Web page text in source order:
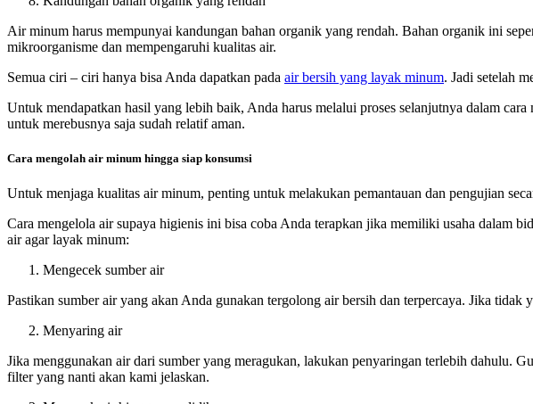
Air minum harus mempunyai kandungan bahan organik yang rendah. Bahan organik ini
mikroorganisme dan mempengaruhi kualitas air.
Semua ciri – ciri hanya bisa Anda dapatkan pada air bersih yang layak minum. Jadi setelah
Untuk mendapatkan hasil yang lebih baik, Anda harus melalui proses selanjutnya dalam
untuk merebusnya saja sudah relatif aman.
Cara mengolah air minum hingga siap konsumsi
Untuk menjaga kualitas air minum, penting untuk melakukan pemantauan dan pengujian
Cara mengelola air supaya higienis ini bisa coba Anda terapkan jika memiliki usaha dalam
air agar layak minum:
Mengecek sumber air
Pastikan sumber air yang akan Anda gunakan tergolong air bersih dan terpercaya. Jika
Menyaring air
Jika menggunakan air dari sumber yang meragukan, lakukan penyaringan terlebih dahulu.
filter yang nanti akan kami jelaskan.